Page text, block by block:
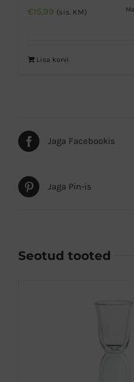
€15,99 (sis. KM)
Lisa korvi
Jaga Facebookis
Jaga Pin-is
Seotud tooted